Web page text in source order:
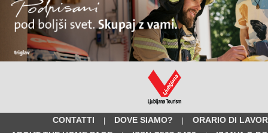
CONTATTI | DOVE SIAMO? |
ORARIO DI